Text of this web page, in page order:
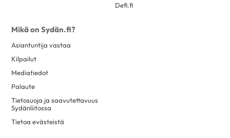
Defi.fi
Mikä on Sydän.fi?
Asiantuntija vastaa
Kilpailut
Mediatiedot
Palaute
Tietosuoja ja saavutettavuus
Sydänliitossa
Tietoa evästeistä